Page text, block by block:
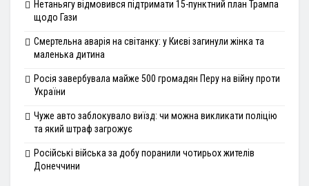
Нетаньягу відмовився підтримати 15-пунктний план Трампа
щодо Гази
Смертельна аварія на світанку: у Києві загинули жінка та
маленька дитина
Росія завербувала майже 500 громадян Перу на війну проти
України
Чуже авто заблокувало виїзд: чи можна викликати поліцію
та який штраф загрожує
Російські війська за добу поранили чотирьох жителів
Донеччини